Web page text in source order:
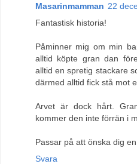
Masarinmamman 22
Fantastisk historia!
Påminner mig om min
alltid köpte gran dan
alltid en spretig stackare
därmed alltid fick stå mot
Arvet är dock hårt.
kommer den inte förrän i
Passar på att önska dig
Svara